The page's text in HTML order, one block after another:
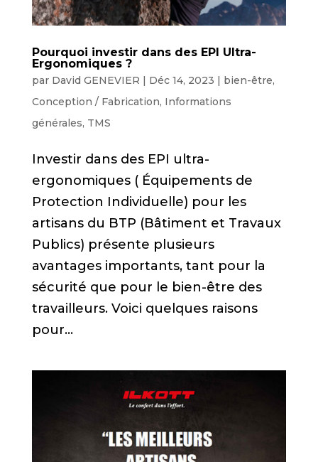
Pourquoi investir dans des EPI Ultra-
Ergonomiques ?
par David GENEVIER | Déc 14, 2023 | bien-être,
Conception / Fabrication, Informations
générales, TMS
Investir dans des EPI ultra-
ergonomiques ( Équipements de
Protection Individuelle) pour les
artisans du BTP (Bâtiment et Travaux
Publics) présente plusieurs
avantages importants, tant pour la
sécurité que pour le bien-être des
travailleurs. Voici quelques raisons
pour...